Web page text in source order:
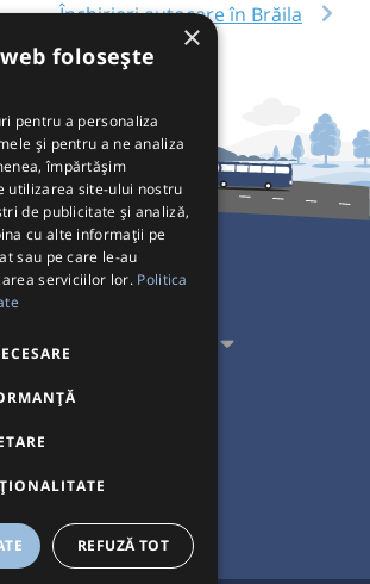
Închirieri autocare în Brăila
Pentru Călători
Transportatori
Interacționăm
Acceptăm plăți cu
×
folosește
pentru a personaliza
și pentru a ne analiza
împărtășim
utilizarea site-ului nostru
de publicitate și analiză,
cu alte informații pe
sau pe care le-au
serviciilor lor. Politica
REFUZĂ TOT